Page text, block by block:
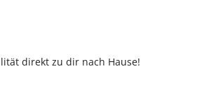
direkt zu dir nach Hause!